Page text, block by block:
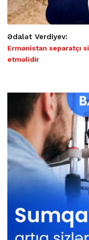
Ədalət Verdiyev:
Ermənistan separatçı
etməlidir